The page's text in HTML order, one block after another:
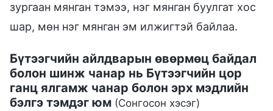
зургаан мянган тэмээ, нэг мянган буулгат хос
шар, мөн нэг мянган эм илжигтэй байлаа.
Бүтээгчийн айлдварын өвөрмөц байдал
болон шинж чанар нь Бүтээгчийн цор
ганц ялгамж чанар болон эрх мэдлийн
бэлгэ тэмдэг юм (Сонгосон хэсэг)